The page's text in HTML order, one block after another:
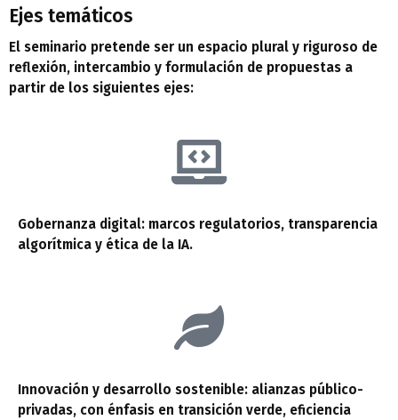
Ejes temáticos
El seminario pretende ser un espacio plural y riguroso de
reflexión, intercambio y formulación de propuestas a
partir de los siguientes ejes:
Gobernanza digital: marcos regulatorios, transparencia
algorítmica y ética de la IA.
Innovación y desarrollo sostenible: alianzas público-
privadas, con énfasis en transición verde, eficiencia